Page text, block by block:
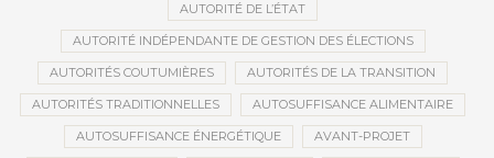
AUTORITÉ DE L’ÉTAT
AUTORITÉ INDÉPENDANTE DE GESTION DES ÉLECTIONS
AUTORITÉS COUTUMIÈRES AUTORITÉS DE LA TRANSITION
AUTORITÉS TRADITIONNELLES AUTOSUFFISANCE ALIMENTAIRE
AUTOSUFFISANCE ÉNERGÉTIQUE AVANT-PROJET